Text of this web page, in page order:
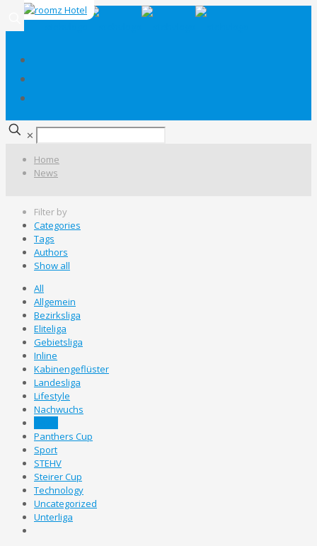
✕
Home
News
Filter by
Categories
Tags
Authors
Show all
All
Allgemein
Bezirksliga
Eliteliga
Gebietsliga
Inline
Kabinengeflüster
Landesliga
Lifestyle
Nachwuchs
Panthers Cup
Sport
STEHV
Steirer Cup
Technology
Uncategorized
Unterliga